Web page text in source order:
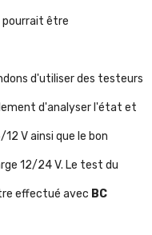
pourrait être
d'utiliser des testeurs
d'analyser l'état et
V ainsi que le bon
12/24 V. Le test du
effectué avec BC